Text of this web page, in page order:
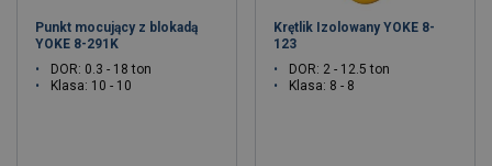
Punkt mocujący z blokadą
YOKE 8-291K
DOR: 0.3 - 18 ton
Klasa: 10 - 10
Krętlik Izolowany YOKE 8-
123
DOR: 2 - 12.5 ton
Klasa: 8 - 8